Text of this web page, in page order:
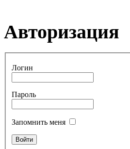
Авторизация
Логин
Пароль
Запомнить меня